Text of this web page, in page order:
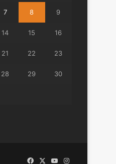
7 8 9
14 15 16
21 22 23
28 29 30
Facebook
X YouTubeInstagram